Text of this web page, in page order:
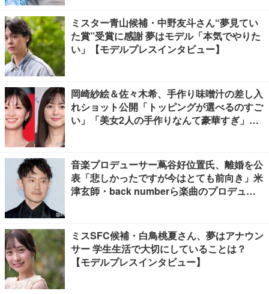
ミスター青山候補・中野友斗さん“夢見てい
た賞”受賞に感謝 夢はモデル「本気でやりた
い」【モデルプレスインタビュー】
岡崎紗絵＆佐々木希、手作り味噌汁の差し入
れショット公開「トッピングが選べるのすご
い」「美女2人の手作りなんて豪華すぎ」と
音楽プロデューサー蔦谷好位置氏、離婚を公
表「悲しかったですが今はとても前向き」米
津玄師・back numberら楽曲のプロデュー
ミスSFC候補・白鳥桃夏さん、夢はアナウン
サー 学生生活で大切にしていることは？
【モデルプレスインタビュー】